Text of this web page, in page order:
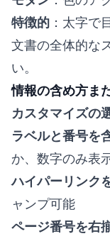
特徴的 ：太字で
文書の全体的な
い。
情報の含め方ま
カスタマイズの
ラベルと番号を
か、数字のみ表
ハイパーリンク
ャンプ可能
ページ番号を右